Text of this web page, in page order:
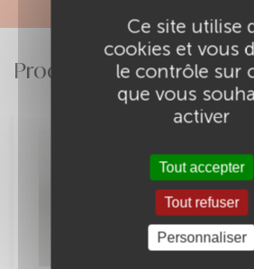
Produits Associés
Ce site utilise
cookies et vous
le contrôle sur
que vous
activer
Tout accepter
Tout refuser
Personnaliser